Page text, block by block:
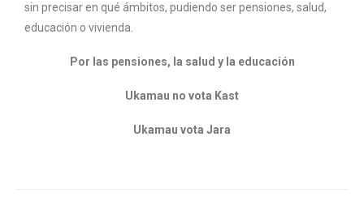
sin precisar en qué ámbitos, pudiendo ser pensiones, salud,
educación o vivienda.
Por las pensiones, la salud y la educación
Ukamau no vota Kast
Ukamau vota Jara